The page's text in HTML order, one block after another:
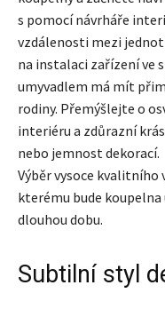
s pomocí návrháře
vzdálenosti mezi
na instalaci zařízení ve
umyvadlem má mít
rodiny. Přemýšlejte o
interiéru a zdůrazní
nebo jemnost dekorací.
Výběr vysoce kvalitního
kterému bude
dlouhou dobu.
Subtilní styl